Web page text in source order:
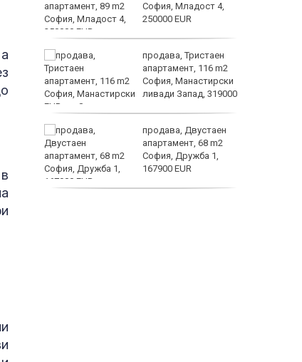
София, Младост 4,
250000 EUR
продава, Тристаен
апартамент, 116 m2
София, Манастирски
ливади Запад, 319000
EUR
продава, Двустаен
апартамент, 68 m2
София, Дружба 1,
167900 EUR